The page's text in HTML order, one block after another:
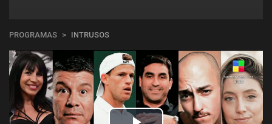
PROGRAMAS INTRUSOS